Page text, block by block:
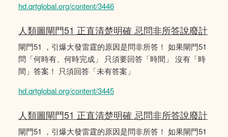
hd.qrtglobal.org/content/3446
人類圖閘門51 正直清楚明確 忌問非所答說廢計
閘門51 ，引爆大發雷霆的原因是問非所答！ 如果閘門51
問「何時有、何時完成」 只須要回答「時間」 沒有「時
間」答案！ 只須回答「未有答案」
hd.qrtglobal.org/content/3445
人類圖閘門51 正直清楚明確 忌問非所答說廢計
閘門51 ，引爆大發雷霆的原因是問非所答！ 如果閘門51